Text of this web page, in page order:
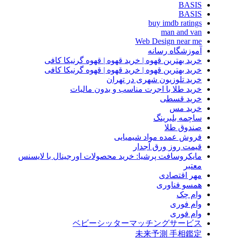
BASIS
BASIS
buy imdb ratings
man and van
Web Design near me
آموزشگاه رسانه
خرید بهترین قهوه | خرید قهوه | قهوه گرنیکا کافی
خرید بهترین قهوه | خرید قهوه | قهوه گرنیکا کافی
خرید تلوزیون شهری در تهران
خرید طلا با اجرت مناسب و بدون مالیات
خرید قسطی
خرید مس
ساچمه بلبرینگ
صندوق طلا
فروش عمده مواد شیمیایی
قیمت روز ورق آجدار
مایکروسافت پرشیا: خرید محصولات اورجینال با لایسنس
معتبر
مهر اقتصادی
همسو فناوری
وام چک
وام فوری
وام فوری
ベビーシッターマッチングサービス
未来予測 手相鑑定